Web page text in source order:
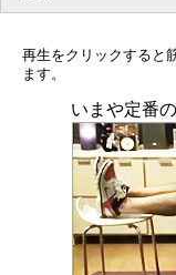
再生をクリックすると
ます。
いまや定番